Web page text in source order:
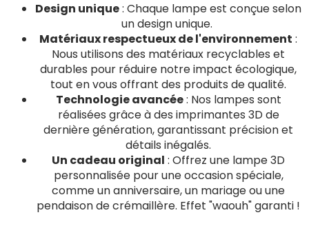
Design unique: Chaque lampe est conçue selon
un design unique.
Matériaux respectueux de l'environnement :
Nous utilisons des matériaux recyclables et
durables pour réduire notre impact écologique,
tout en vous offrant des produits de qualité.
Technologie avancée: Nos lampes sont
réalisées grâce à des imprimantes 3D de
dernière génération, garantissant précision et
détails inégalés.
Un cadeau original : Offrez une lampe 3D
personnalisée pour une occasion spéciale,
comme un anniversaire, un mariage ou une
pendaison de crémaillère. Effet "waouh" garanti !